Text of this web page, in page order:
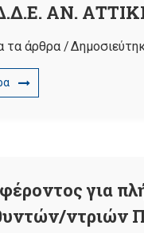
ΑΝ.
τα άρθρα/
για
ντριών